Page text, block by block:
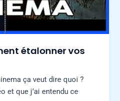
étalonner vos
ça veut dire quoi ?
et que j’ai entendu ce